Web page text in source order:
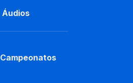
Áudios
Campeonatos